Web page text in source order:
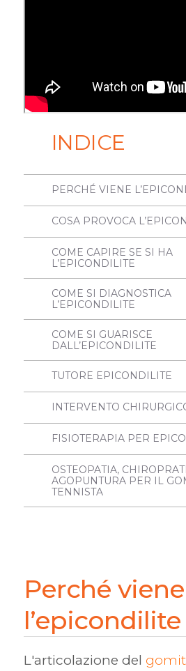
INDICE
PERCHÉ VIENE
COSA PROVOCA
COME CAPIRE SE SI HA
L’EPICONDILITE
COME SI DIAGNOSTICA
L’EPICONDILITE
COME SI GUARISCE
DALL’EPICONDILITE
TUTORE EPICONDILITE
INTERVENTO
FISIOTERAPIA PER
OSTEOPATIA,
AGOPUNTURA PER IL
TENNISTA
Perché viene
l’epicondilite
L'articolazione del